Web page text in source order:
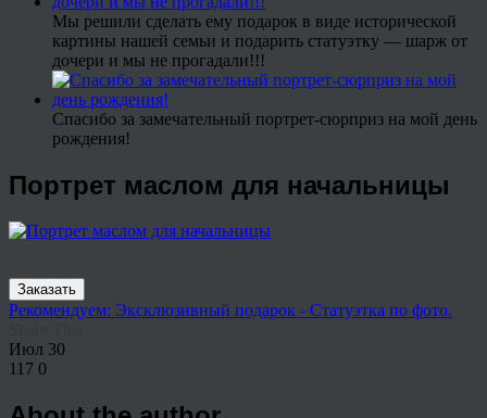
Мы решили сделать ему подарок в виде исторической
картины нашей семьи и подарить статуэтку — шарж от
дочери и мы не прогадали!!!
Спасибо за замечательный портрет-сюрприз на мой день
рождения!
Портрет маслом для начальницы
Заказать
Рекомендуем: Эксклюзивный подарок - Статуэтка по фото.
Июл 30
117 0